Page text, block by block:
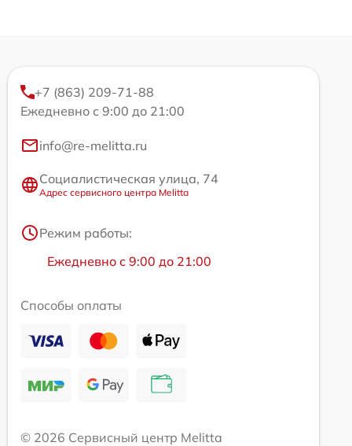
+7 (863) 209-71-88
Ежедневно с 9:00 до 21:00
info@re-melitta.ru
Социалистическая улица, 74
Адрес сервисного центра Melitta
Режим работы:
Ежедневно с 9:00 до 21:00
Способы оплаты
© 2026 Сервисный центр Melitta